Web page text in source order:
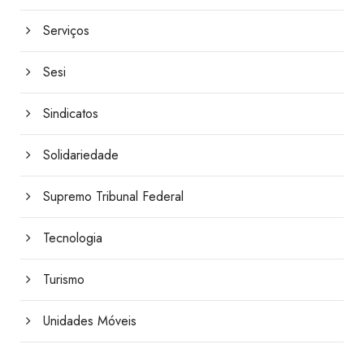
Serviços
Sesi
Sindicatos
Solidariedade
Supremo Tribunal Federal
Tecnologia
Turismo
Unidades Móveis